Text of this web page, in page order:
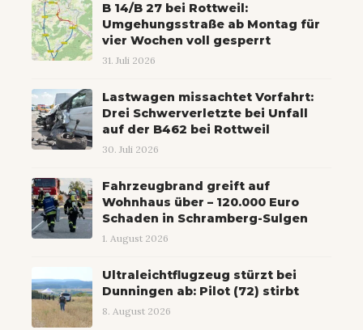
B 14/B 27 bei Rottweil:
Umgehungsstraße ab Montag für
vier Wochen voll gesperrt
31. Juli 2026
Lastwagen missachtet Vorfahrt:
Drei Schwerverletzte bei Unfall
auf der B462 bei Rottweil
30. Juli 2026
Fahrzeugbrand greift auf
Wohnhaus über – 120.000 Euro
Schaden in Schramberg-Sulgen
1. August 2026
Ultraleichtflugzeug stürzt bei
Dunningen ab: Pilot (72) stirbt
8. August 2026